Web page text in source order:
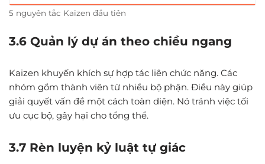
5 nguyên tắc Kaizen đầu tiên
3.6 Quản lý dự án theo chiều ngang
Kaizen khuyến khích sự hợp tác liên chức năng. Các
nhóm gồm thành viên từ nhiều bộ phận. Điều này giúp
giải quyết vấn đề một cách toàn diện. Nó tránh việc tối
ưu cục bộ, gây hại cho tổng thể.
3.7 Rèn luyện kỷ luật tự giác